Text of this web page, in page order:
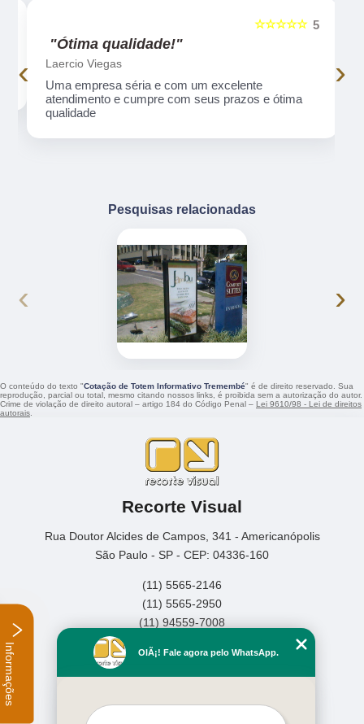
5
☆☆☆☆☆
"Ótima qualidade!"
Laercio Viegas
Uma empresa séria e com um excelente
atendimento e cumpre com seus prazos e ótima
qualidade
‹ ›
Pesquisas relacionadas
‹ ›
O conteúdo do texto "Cotação de Totem Informativo Tremembé" é de direito reservado. Sua
reprodução, parcial ou total, mesmo citando nossos links, é proibida sem a autorização do autor.
Crime de violação de direito autoral – artigo 184 do Código Penal – Lei 9610/98 - Lei de direitos
autorais
Recorte Visual
Rua Doutor Alcides de Campos, 341 - Americanópolis
São Paulo - SP - CEP: 04336-160
(11) 5565-2146
(11) 5565-2950
(11) 94559-7008
Home
Serviços
OlÃ¡! Fale agora pelo WhatsApp.
Informações